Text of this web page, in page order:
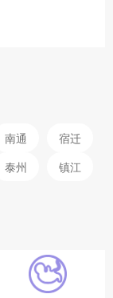
南通
宿迁
泰州
镇江